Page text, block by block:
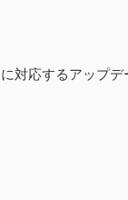
対応するアップ